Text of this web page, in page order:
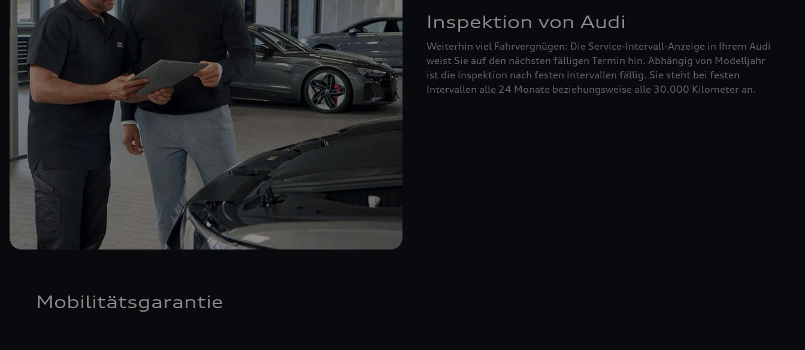
Inspektion von Audi
Weiterhin viel Fahrvergnügen: Die Service-Intervall-Anzeige in Ihrem Audi
weist Sie auf den nächsten fälligen Termin hin. Abhängig von Modelljahr
ist die Inspektion nach festen Intervallen fällig. Sie steht bei festen
Intervallen alle 24 Monate beziehungsweise alle 30.000 Kilometer an.
Mobilitätsgarantie